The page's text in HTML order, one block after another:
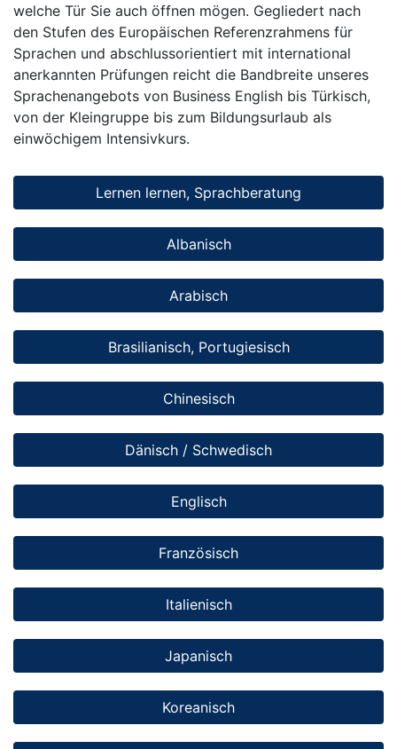
welche Tür Sie auch öffnen mögen. Gegliedert nach
den Stufen des Europäischen Referenzrahmens für
Sprachen und abschlussorientiert mit international
anerkannten Prüfungen reicht die Bandbreite unseres
Sprachenangebots von Business English bis Türkisch,
von der Kleingruppe bis zum Bildungsurlaub als
einwöchigem Intensivkurs.
Lernen lernen, Sprachberatung
Albanisch
Arabisch
Brasilianisch, Portugiesisch
Chinesisch
Dänisch / Schwedisch
Englisch
Französisch
Italienisch
Japanisch
Koreanisch